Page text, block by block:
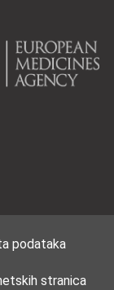
podataka
stranica